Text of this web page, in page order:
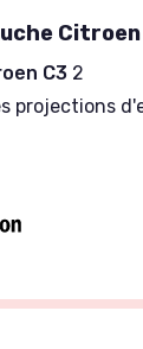
C3 2
projections